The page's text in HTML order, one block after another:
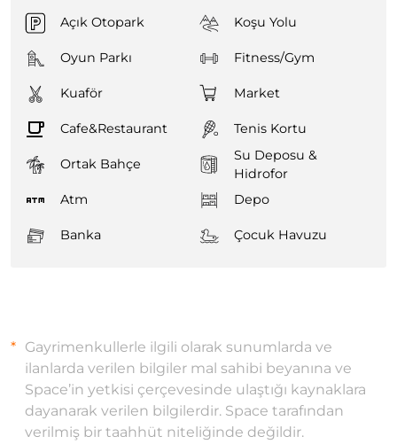
Açık Otopark Koşu Yolu
Oyun Parkı Fitness/Gym
Kuaför Market
Cafe&Restaurant Tenis Kortu
Ortak Bahçe
Su Deposu &
Hidrofor
Atm
Depo
Banka Çocuk Havuzu
Gayrimenkullerle ilgili olarak sunumlarda ve
ilanlarda verilen bilgiler mal sahibi beyanına ve
Space’in yetkisi çerçevesinde ulaştığı kaynaklara
dayanarak verilen bilgilerdir. Space tarafından
verilmiş bir taahhüt niteliğinde değildir.